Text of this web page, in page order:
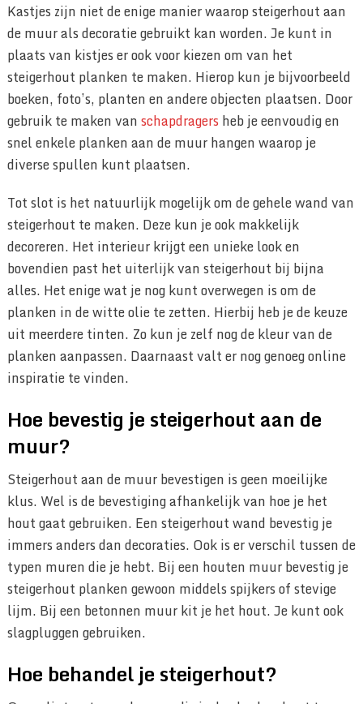
Kastjes zijn niet de enige manier waarop steigerhout aan
de muur als decoratie gebruikt kan worden. Je kunt in
plaats van kistjes er ook voor kiezen om van het
steigerhout planken te maken. Hierop kun je bijvoorbeeld
boeken, foto’s, planten en andere objecten plaatsen. Door
gebruik te maken vanschapdragers heb je eenvoudig en
snel enkele planken aan de muur hangen waarop je
diverse spullen kunt plaatsen.
Tot slot is het natuurlijk mogelijk om de gehele wand van
steigerhout te maken. Deze kun je ook makkelijk
decoreren. Het interieur krijgt een unieke look en
bovendien past het uiterlijk van steigerhout bij bijna
alles. Het enige wat je nog kunt overwegen is om de
planken in de witte olie te zetten. Hierbij heb je de keuze
uit meerdere tinten. Zo kun je zelf nog de kleur van de
planken aanpassen. Daarnaast valt er nog genoeg online
inspiratie te vinden.
Hoe bevestig je steigerhout aan de
muur?
Steigerhout aan de muur bevestigen is geen moeilijke
klus. Wel is de bevestiging afhankelijk van hoe je het
hout gaat gebruiken. Een steigerhout wand bevestig je
immers anders dan decoraties. Ook is er verschil tussen de
typen muren die je hebt. Bij een houten muur bevestig je
steigerhout planken gewoon middels spijkers of stevige
lijm. Bij een betonnen muur kit je het hout. Je kunt ook
slagpluggen gebruiken.
Hoe behandel je steigerhout?